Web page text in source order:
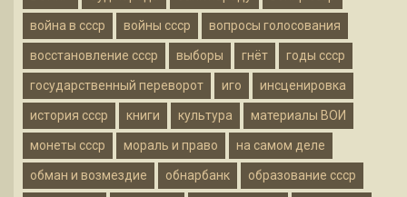
война в ссср войны ссср вопросы голосования
восстановление ссср выборы гнёт годы ссср
государственный переворот иго инсценировка
история ссср книги культура материалы ВОИ
монеты ссср мораль и право на самом деле
обман и возмездие обнарбанк образование ссср